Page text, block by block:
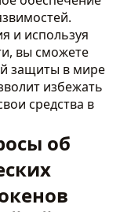
и используя
вы сможете
защиты в мире
избежать
средства в
об